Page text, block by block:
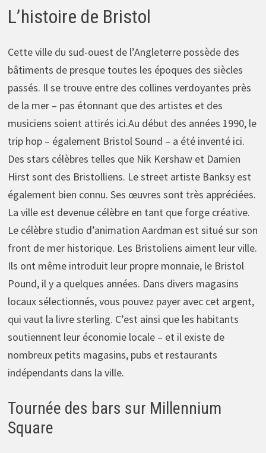
L’histoire de Bristol
Cette ville du sud-ouest de l’Angleterre possède des
bâtiments de presque toutes les époques des siècles
passés. Il se trouve entre des collines verdoyantes près
de la mer – pas étonnant que des artistes et des
musiciens soient attirés ici.Au début des années 1990, le
trip hop – également Bristol Sound – a été inventé ici.
Des stars célèbres telles que Nik Kershaw et Damien
Hirst sont des Bristolliens. Le street artiste Banksy est
également bien connu. Ses œuvres sont très appréciées.
La ville est devenue célèbre en tant que forge créative.
Le célèbre studio d’animation Aardman est situé sur son
front de mer historique. Les Bristoliens aiment leur ville.
Ils ont même introduit leur propre monnaie, le Bristol
Pound, il y a quelques années. Dans divers magasins
locaux sélectionnés, vous pouvez payer avec cet argent,
qui vaut la livre sterling. C’est ainsi que les habitants
soutiennent leur économie locale – et il existe de
nombreux petits magasins, pubs et restaurants
indépendants dans la ville.
Tournée des bars sur Millennium
Square